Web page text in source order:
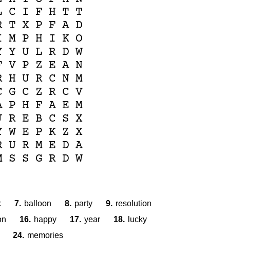
C I F H T T
T X P F A D
M P H I K O
Y U L R D W
V P Z E A N
H U R C N M
G C Z R C V
P H F A E M
R E B C S X
W E P K Z X
U R M E D A
S S G R D W
7. balloon 8. party 9. resolution
16. happy 17. year 18.
lucky
24. memories